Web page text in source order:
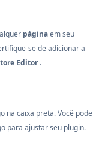
páginaem seu
se de adicionar a
Editor.
na caixa preta. Você pode
para ajustar seu plugin.